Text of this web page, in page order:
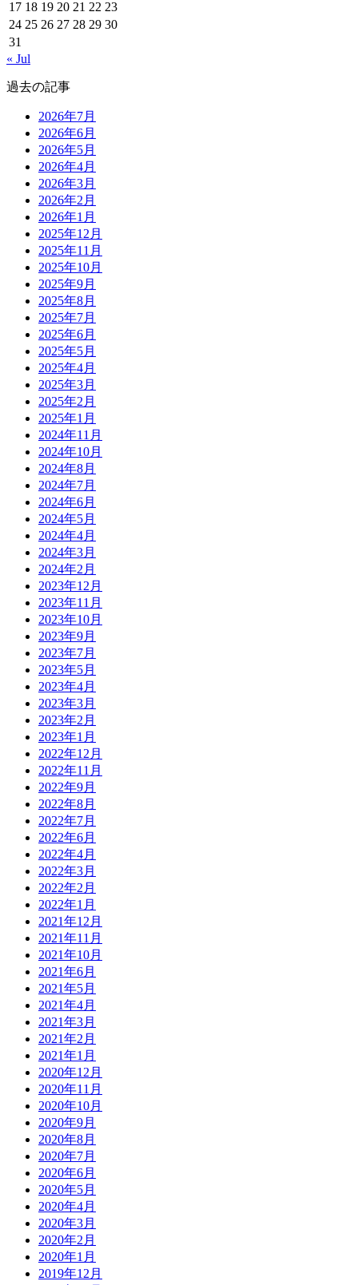
17 18 19 20 21 22 23
24 25 26 27 28 29 30
31
« Jul
過去の記事
2026年7月
2026年6月
2026年5月
2026年4月
2026年3月
2026年2月
2026年1月
2025年12月
2025年11月
2025年10月
2025年9月
2025年8月
2025年7月
2025年6月
2025年5月
2025年4月
2025年3月
2025年2月
2025年1月
2024年11月
2024年10月
2024年8月
2024年7月
2024年6月
2024年5月
2024年4月
2024年3月
2024年2月
2023年12月
2023年11月
2023年10月
2023年9月
2023年7月
2023年5月
2023年4月
2023年3月
2023年2月
2023年1月
2022年12月
2022年11月
2022年9月
2022年8月
2022年7月
2022年6月
2022年4月
2022年3月
2022年2月
2022年1月
2021年12月
2021年11月
2021年10月
2021年6月
2021年5月
2021年4月
2021年3月
2021年2月
2021年1月
2020年12月
2020年11月
2020年10月
2020年9月
2020年8月
2020年7月
2020年6月
2020年5月
2020年4月
2020年3月
2020年2月
2020年1月
2019年12月